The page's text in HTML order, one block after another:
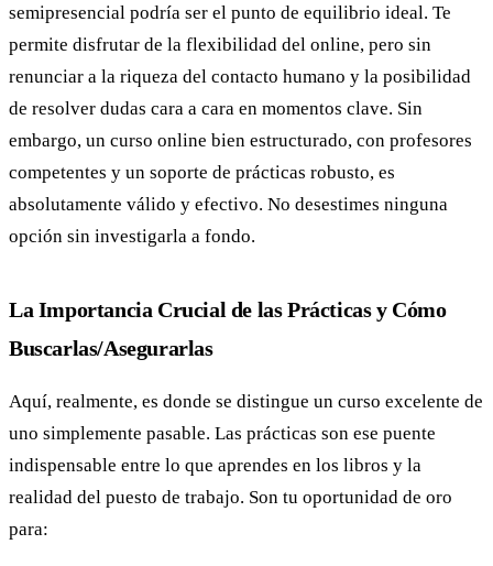
semipresencial podría ser el punto de equilibrio ideal. Te
permite disfrutar de la flexibilidad del online, pero sin
renunciar a la riqueza del contacto humano y la posibilidad
de resolver dudas cara a cara en momentos clave. Sin
embargo, un curso online bien estructurado, con profesores
competentes y un soporte de prácticas robusto, es
absolutamente válido y efectivo. No desestimes ninguna
opción sin investigarla a fondo.
La Importancia Crucial de las Prácticas y Cómo
Buscarlas/Asegurarlas
Aquí, realmente, es donde se distingue un curso excelente de
uno simplemente pasable. Las prácticas son ese puente
indispensable entre lo que aprendes en los libros y la
realidad del puesto de trabajo. Son tu oportunidad de oro
para: